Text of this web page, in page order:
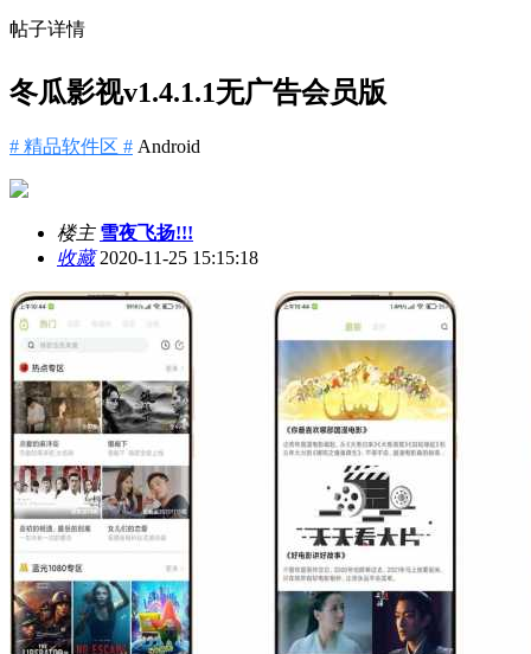
帖子详情
冬瓜影视v1.4.1.1无广告会员版
# 精品软件区 # Android
楼主 雪夜飞扬!!!
收藏2020-11-25 15:15:18